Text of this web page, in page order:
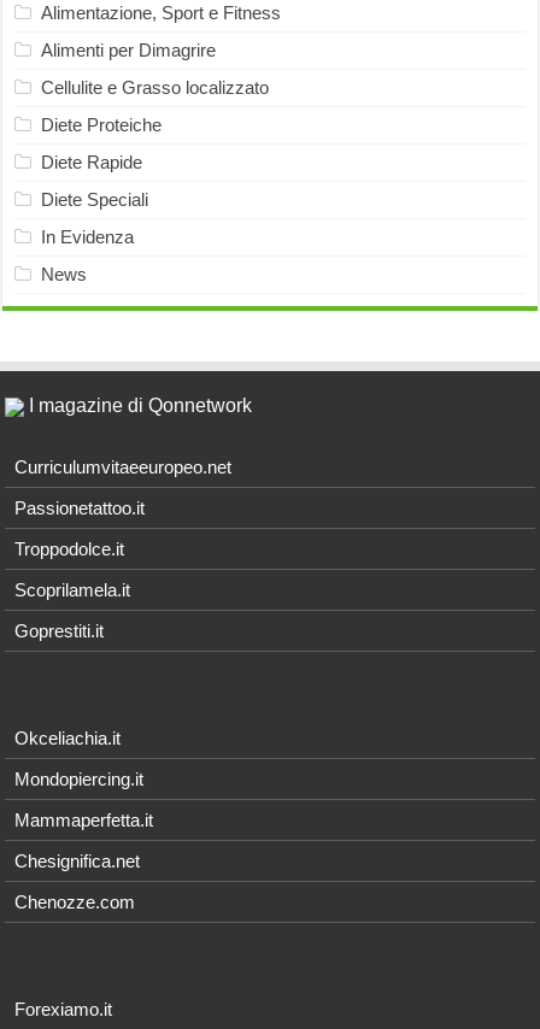
Alimentazione, Sport e Fitness
Alimenti per Dimagrire
Cellulite e Grasso localizzato
Diete Proteiche
Diete Rapide
Diete Speciali
In Evidenza
News
I magazine di Qonnetwork
Curriculumvitaeeuropeo.net
Passionetattoo.it
Troppodolce.it
Scoprilamela.it
Goprestiti.it
Okceliachia.it
Mondopiercing.it
Mammaperfetta.it
Chesignifica.net
Chenozze.com
Forexiamo.it